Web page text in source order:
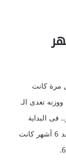
مرة كانت
تعدى الـ
المعدة فى الطبيعى ستنقصه من 20 إلى 40 كيلو خلال 6 أشهر.. فى البداية
كانت الصفقة ملائمة، ولكنه قرر تحرير جسده من سجن الدهون للأبد، استخدم الإرادة مع البالون.. والنتيجة بعد 6 أشهر كانت